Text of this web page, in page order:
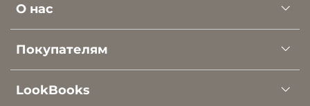
О нас
Покупателям
LookBooks